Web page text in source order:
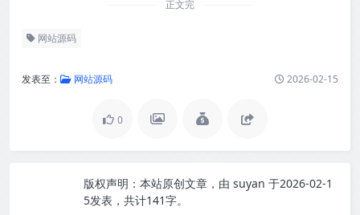
正文完
网站源码
发表至： 网站源码 2026-02-15
0
版权声明： 本站原创文章，由 suyan 于2026-02-1
5发表，共计141字。